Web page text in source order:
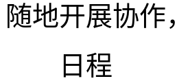
随地开展协作
日程